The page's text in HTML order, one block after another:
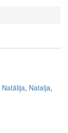
Natālija, Natalja,